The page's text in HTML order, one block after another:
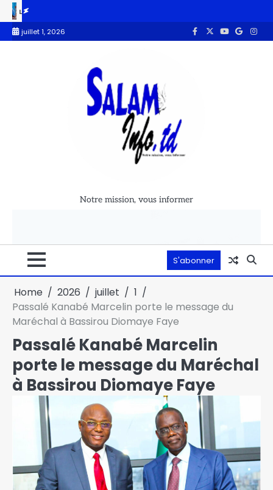
du caniveau oublié pendant 14 ans enfin résolu par Senoussi
juillet 1, 2026
Notre mission, vous informer
S'abonner
Home 2026 juillet
1
Passalé Kanabé Marcelin porte le message du
Maréchal à Bassirou Diomaye Faye
Passalé Kanabé Marcelin
porte le message du Maréchal
à Bassirou Diomaye Faye